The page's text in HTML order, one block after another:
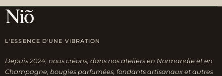
L'ESSENCE D'UNE VIBRATION
Depuis 2024, nous créons, dans nos ateliers en Normandie et en
Champagne, bougies parfumées, fondants artisanaux et autres